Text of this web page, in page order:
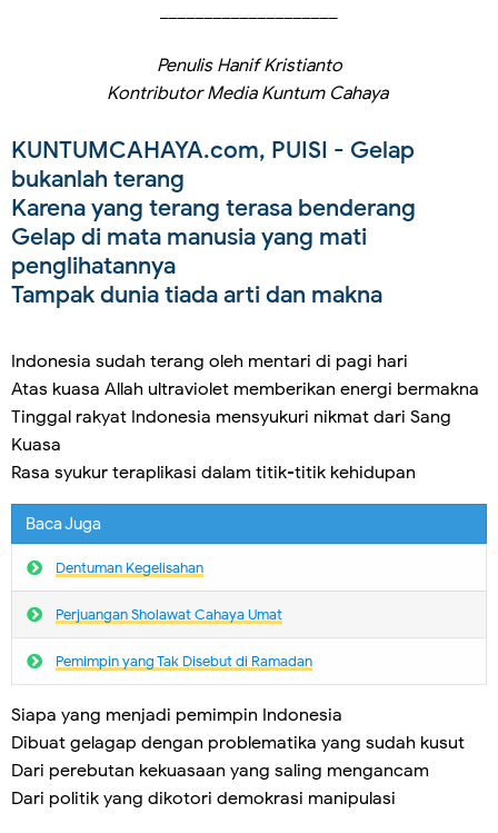
Penulis Hanif Kristianto
Kontributor Media Kuntum Cahaya
KUNTUMCAHAYA.com, PUISI - Gelap
bukanlah terang
Karena yang terang terasa benderang
Gelap di mata manusia yang mati
penglihatannya
Tampak dunia tiada arti dan makna
Indonesia sudah terang oleh mentari di pagi hari
Atas kuasa Allah ultraviolet memberikan energi bermakna
Tinggal rakyat Indonesia mensyukuri nikmat dari Sang
Kuasa
Rasa syukur teraplikasi dalam titik-titik kehidupan
Baca Juga
Dentuman Kegelisahan
Perjuangan Sholawat Cahaya Umat
Pemimpin yang Tak Disebut di Ramadan
Siapa yang menjadi pemimpin Indonesia
Dibuat gelagap dengan problematika yang sudah kusut
Dari perebutan kekuasaan yang saling mengancam
Dari politik yang dikotori demokrasi manipulasi